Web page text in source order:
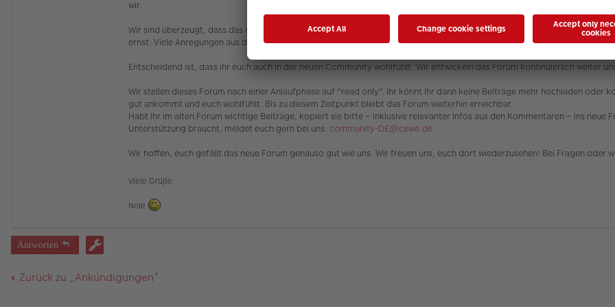
wir.
Wir sind überzeugt, dass das neue Forum ein wichtiger Schritt für die Weiterentwicklung der CEWE Community ist und
ernst. Viele Anregungen aus der Testphase haben wir bereits umgesetzt.
Entscheidend ist, dass ihr euch auch in der neuen Community wohlfühlt. Wir entwickeln das Forum kontinuierlich weiter
Wir stellen dieses Forum nach einer Anlaufphase auf "read only". Ihr könnt ihr dann keine Beiträge mehr hochladen oder
gut ankommt und euch wohlfühlt. Bis zu diesem Zeitpunkt bleibt das Forum weiterhin erreichbar.
Habt ihr im alten Forum wichtige Beiträge, kopiert sie bitte – inklusive relevanter Infos aus den Kommentaren – ins neue
Unterstützung braucht, meldet euch gern bei uns: community-DE@cewe.de
Wir hoffen, euch gefällt das neue Forum genauso gut wie uns. Wir freuen uns, euch dort wiederzusehen! Bei Fragen
Viele Grüße
Nele
Antworten
Zurück zu „Ankündigungen“